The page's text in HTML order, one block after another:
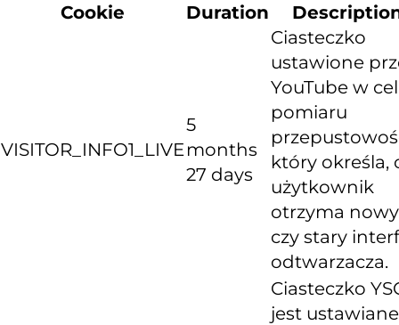
Cookie
Duration
VISITOR_INFO1_LIVE
5
months
27 days
Ciasteczko
ustawione
YouTube w
pomiaru
który określa,
użytkownik
otrzyma
czy stary
odtwarzacza.
Ciasteczko
jest ustawiane